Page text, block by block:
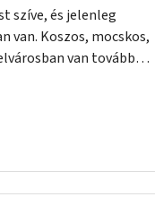
szíve, és jelenleg
Koszos, mocskos,
van tovább
a közterület állandó és
és nagy szükség